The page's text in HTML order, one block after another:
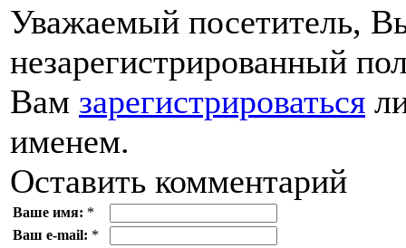
Уважаемый посетитель,
незарегистрированный
Вам зарегистрироваться
именем.
Оставить комментарий
Ваше имя: *
Ваш e-mail: *